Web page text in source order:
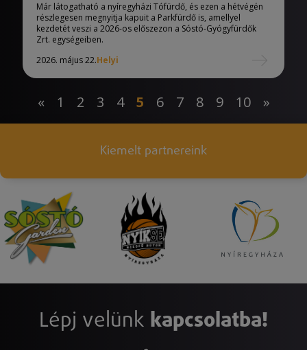
Már látogatható a nyíregyházi Tófürdő, és ezen a hétvégén
részlegesen megnyitja kapuit a Parkfürdő is, amellyel
kezdetét veszi a 2026-os előszezon a Sóstó-Gyógyfürdők
Zrt. egységeiben.
2026. május 22.Helyi
« 1 2 3 4 5 6 7 8 9 10 »
Kiemelt partnereink
Lépj velünk kapcsolatba!